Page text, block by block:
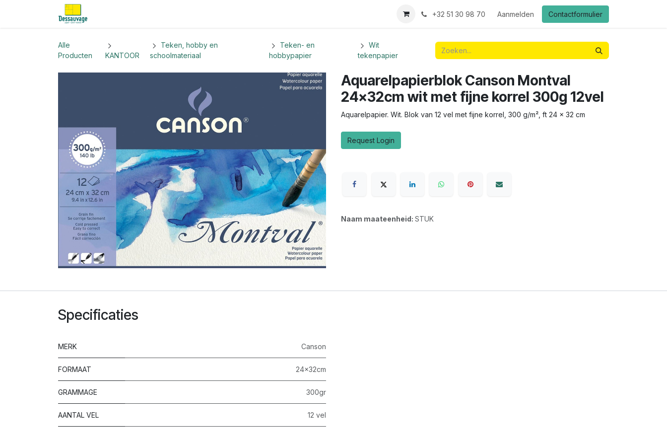
Overslaan naar inhoud
+32 51 30 98 70 Aanmelden Contactformulier
Alle
Producten
KANTOOR
Teken, hobby en
schoolmateriaal
Teken- en
hobbypapier
Wit
tekenpapier
Aquarelpapierblok Canson Montval
24x32cm wit met fijne korrel 300g 12vel
Aquarelpapier. Wit. Blok van 12 vel met fijne korrel, 300 g/m², ft 24 x 32 cm
Request Login
Naam maateenheid: STUK
Specificaties
MERK Canson
FORMAAT 24x32cm
GRAMMAGE 300gr
AANTAL VEL 12 vel